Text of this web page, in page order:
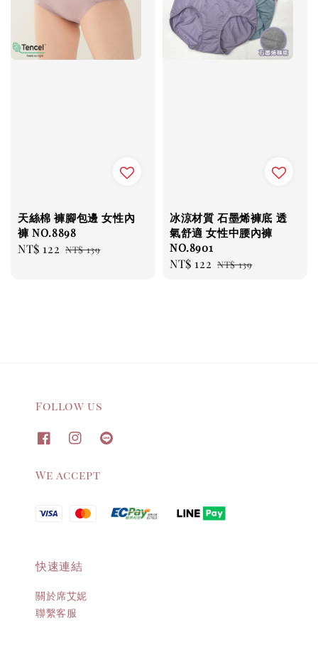
天絲棉 褲腳包邊 女性內
褲 NO.8898
Sale
NT$ 122 Regular
NT$ 139
冰涼材質 石墨烯褲底 透
氣舒適 女性中腰內褲
NO.8901
Sale
NT$ 122 Regular
NT$ 139
Follow us
We accept
快速連結
關於席艾妮
聯繫客服